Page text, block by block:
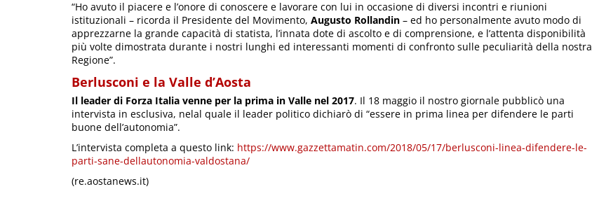
“Ho avuto il piacere e l’onore di conoscere e lavorare con lui in occasione di diversi incontri e riunioni
istituzionali – ricorda il Presidente del Movimento, Augusto Rollandin – ed ho personalmente avuto modo di
apprezzarne la grande capacità di statista, l’innata dote di ascolto e di comprensione, e l’attenta disponibilità
più volte dimostrata durante i nostri lunghi ed interessanti momenti di confronto sulle peculiarità della nostra
Regione”.
Berlusconi e la Valle d’Aosta
Il leader di Forza Italia venne per la prima in Valle nel 2017. Il 18 maggio il nostro giornale pubblicò una
intervista in esclusiva, nelal quale il leader politico dichiarò di “essere in prima linea per difendere le parti
buone dell’autonomia”.
L’intervista completa a questo link: https://www.gazzettamatin.com/2018/05/17/berlusconi-linea-difendere-le-
parti-sane-dellautonomia-valdostana/
(re.aostanews.it)